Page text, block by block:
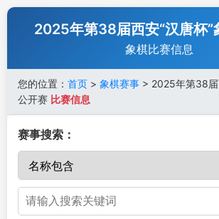
2025年第38届西安“汉唐杯”
象棋比赛信息
您的位置： 首页 > 象棋赛事 > 2025年第38届
公开赛 比赛信息
赛事搜索：